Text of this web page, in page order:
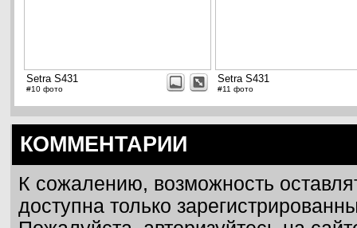
Setra S431
#10 фото
Setra S431
#11 фото
КОММЕНТАРИИ
К сожалению, возможность
доступна только